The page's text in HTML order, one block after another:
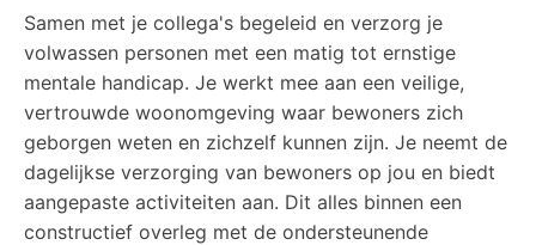
Samen met je collega's begeleid en verzorg je
volwassen personen met een matig tot ernstige
mentale handicap. Je werkt mee aan een veilige,
vertrouwde woonomgeving waar bewoners zich
geborgen weten en zichzelf kunnen zijn. Je neemt de
dagelijkse verzorging van bewoners op jou en biedt
aangepaste activiteiten aan. Dit alles binnen een
constructief overleg met de ondersteunende